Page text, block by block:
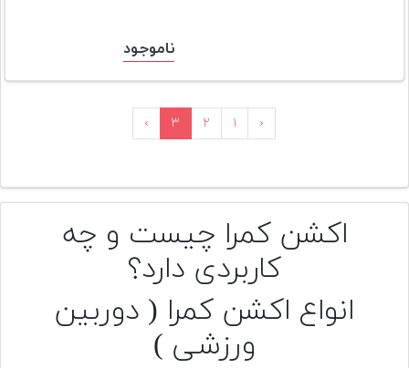
ناموجود
‹ ۱ ۲ ۳ ›
اکشن کمرا چیست و چه
کاربردی دارد؟
انواع اکشن کمرا ( دوربین
ورزشی )